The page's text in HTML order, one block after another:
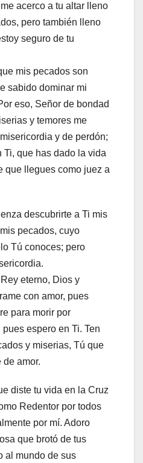
acerco a tu altar lleno
pero también lleno
seguro de tu
mis pecados son
sabido dominar mi
eso, Señor de bondad
y temores me
y de perdón;
Ti, que has dado la vida
que llegues como juez a
descubrirte a Ti mis
pecados, cuyo
Tú conoces; pero
eterno, Dios y
con amor, pues
para morir por
espero en Ti. Ten
y miserias, Tú que
de amor.
diste tu vida en la Cruz
Redentor por todos
por mí. Adoro
que brotó de tus
al mundo de sus